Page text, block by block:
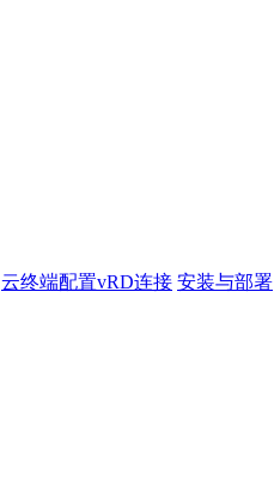
云终端配置vRD连接 安装与部署